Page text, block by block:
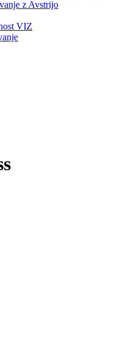
z Avstrijo
VIZ